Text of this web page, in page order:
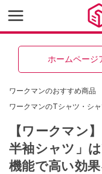
ホームページ
ワークマンのおすすめ商品
ワークマンのTシャツ・シ
【ワークマン
半袖シャツ」
機能で高い効果